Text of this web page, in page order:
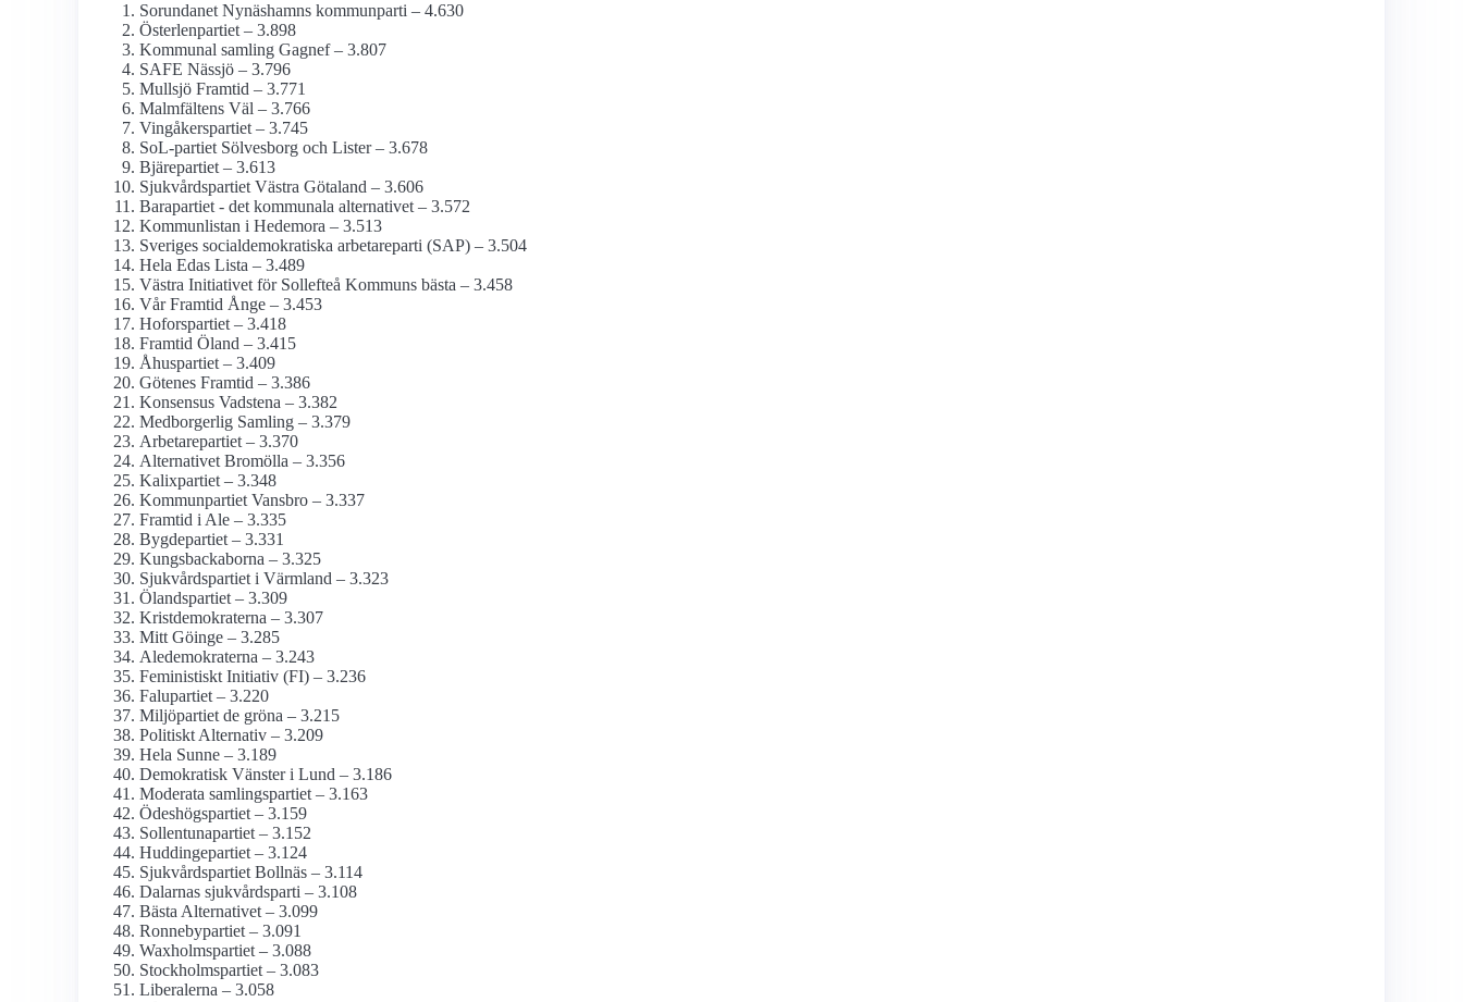
Sorundanet Nynäshamns kommunparti – 4.630
Österlenpartiet – 3.898
Kommunal samling Gagnef – 3.807
SAFE Nässjö – 3.796
Mullsjö Framtid – 3.771
Malmfältens Väl – 3.766
Vingåkerspartiet – 3.745
SoL-partiet Sölvesborg och Lister – 3.678
Bjärepartiet – 3.613
Sjukvårdspartiet Västra Götaland – 3.606
Barapartiet - det kommunala alternativet – 3.572
Kommunlistan i Hedemora – 3.513
Sveriges social­demokratiska arbetareparti (SAP) – 3.504
Hela Edas Lista – 3.489
Västra Initiativet för Sollefteå Kommuns bästa – 3.458
Vår Framtid Ånge – 3.453
Hoforspartiet – 3.418
Framtid Öland – 3.415
Åhuspartiet – 3.409
Götenes Framtid – 3.386
Konsensus Vadstena – 3.382
Medborgerlig Samling – 3.379
Arbetarepartiet – 3.370
Alternativet Bromölla – 3.356
Kalixpartiet – 3.348
Kommunpartiet Vansbro – 3.337
Framtid i Ale – 3.335
Bygdepartiet – 3.331
Kungsbackaborna – 3.325
Sjukvårdspartiet i Värmland – 3.323
Ölandspartiet – 3.309
Kristdemokraterna – 3.307
Mitt Göinge – 3.285
Aledemokraterna – 3.243
Feministiskt Initiativ (FI) – 3.236
Falupartiet – 3.220
Miljöpartiet de gröna – 3.215
Politiskt Alternativ – 3.209
Hela Sunne – 3.189
Demokratisk Vänster i Lund – 3.186
Moderata samlingspartiet – 3.163
Ödeshögspartiet – 3.159
Sollentunapartiet – 3.152
Huddingepartiet – 3.124
Sjukvårdspartiet Bollnäs – 3.114
Dalarnas sjukvårdsparti – 3.108
Bästa Alternativet – 3.099
Ronnebypartiet – 3.091
Waxholmspartiet – 3.088
Stockholmspartiet – 3.083
Liberalerna – 3.058